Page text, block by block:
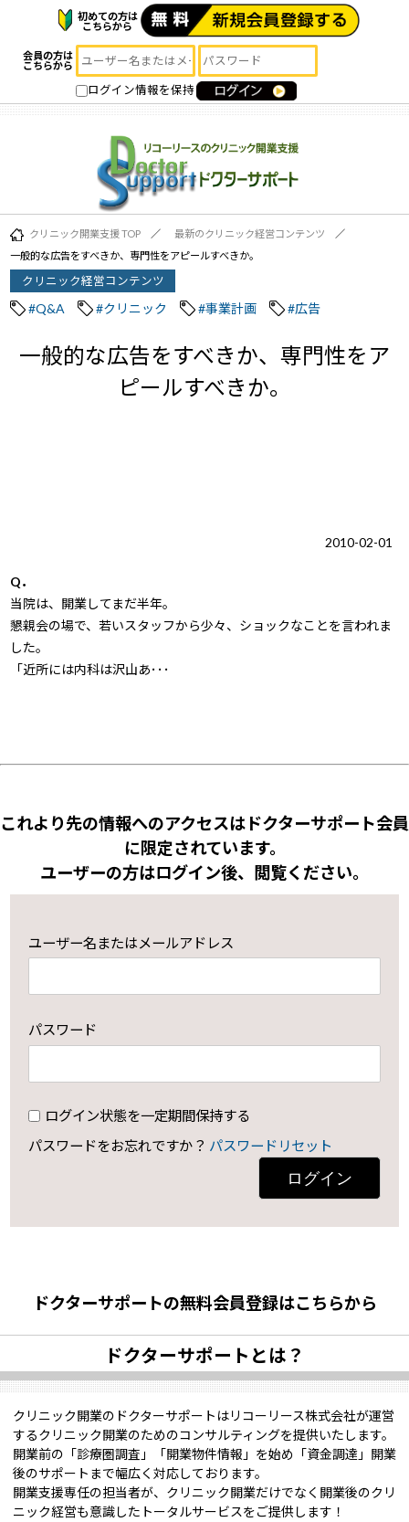
初めての方は
こちらから
会員の方は
こちらから
ログイン情報を保持
クリニック開業支援 TOP
最新のクリニック経営コンテンツ
一般的な広告をすべきか、専門性をアピールすべきか。
クリニック経営コンテンツ
#Q&A #クリニック #事業計画 #広告
一般的な広告をすべきか、専門性をア
ピールすべきか。
2010-02-01
Q．
当院は、開業してまだ半年。
懇親会の場で、若いスタッフから少々、ショックなことを言われま
した。
「近所には内科は沢山あ･･･
これより先の情報へのアクセスはドクターサポート会員
に限定されています。
ユーザーの方はログイン後、閲覧ください。
ユーザー名またはメールアドレス
パスワード
ログイン状態を一定期間保持する
パスワードをお忘れですか？ パスワードリセット
ログイン
ドクターサポートの無料会員登録はこちらから
ドクターサポートとは？
クリニック開業のドクターサポートはリコーリース株式会社が運営
するクリニック開業のためのコンサルティングを提供いたします。
開業前の「診療圏調査」「開業物件情報」を始め「資金調達」開業
後のサポートまで幅広く対応しております。
開業支援専任の担当者が、クリニック開業だけでなく開業後のクリ
ニック経営も意識したトータルサービスをご提供します！